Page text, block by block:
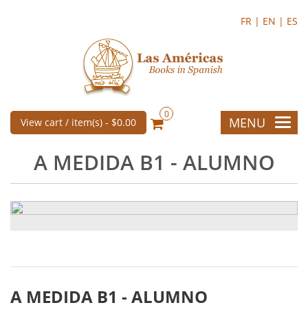
FR | EN | ES
View cart / item(s) - $0.00
0
MENU
A MEDIDA B1 - ALUMNO
A MEDIDA B1 - ALUMNO